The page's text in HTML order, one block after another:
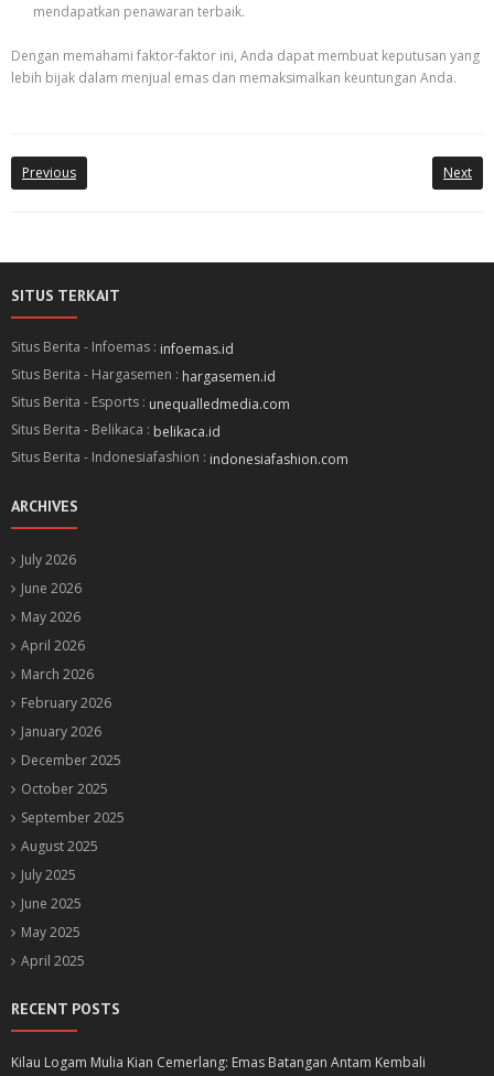
mendapatkan penawaran terbaik.
Dengan memahami faktor-faktor ini, Anda dapat membuat keputusan yang
lebih bijak dalam menjual emas dan memaksimalkan keuntungan Anda.
Previous Next
SITUS TERKAIT
Situs Berita - Infoemas : infoemas.id
Situs Berita - Hargasemen : hargasemen.id
Situs Berita - Esports : unequalledmedia.com
Situs Berita - Belikaca : belikaca.id
Situs Berita - Indonesiafashion : indonesiafashion.com
ARCHIVES
July 2026
June 2026
May 2026
April 2026
March 2026
February 2026
January 2026
December 2025
October 2025
September 2025
August 2025
July 2025
June 2025
May 2025
April 2025
RECENT POSTS
Kilau Logam Mulia Kian Cemerlang: Emas Batangan Antam Kembali